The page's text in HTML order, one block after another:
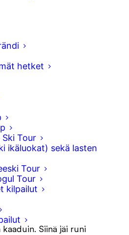
hetket
Tour
ikäluokat) sekä lasten
Tour
Tour
kilpailut
finaalit kisattiin tänään
Livignon
naisten
Kisassa oli kolme
tulos jäi voimaan.
kolmannen kierroksen
Anni Kärävä
runilla tuli aika isojakin
Siinä jäi runi